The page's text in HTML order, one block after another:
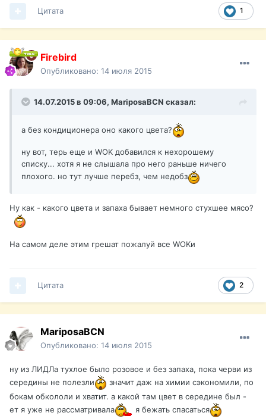
1
Цитата
Firebird
Опубликовано: 14 июля 2015
14.07.2015 в 09:06, MariposaBCN сказал:
а без кондиционера оно какого цвета?
ну вот, терь еще и WOK добавился к нехорошему
списку... хотя я не слышала про него раньше ничего
плохого. но тут лучше перебз, чем недобз
Ну как - какого цвета и запаха бывает немного стухшее мясо?
На самом деле этим грешат пожалуй все WOKи
2
Цитата
MariposaBCN
Опубликовано: 14 июля 2015
ну из ЛИДЛа тухлое было розовое и без запаха, пока черви из
середины не полезли
значит даж на химии сэкономили, по
бокам обкололи и хватит. а какой там цвет в середине был -
ет я уже не рассматривала
я бежать спасаться